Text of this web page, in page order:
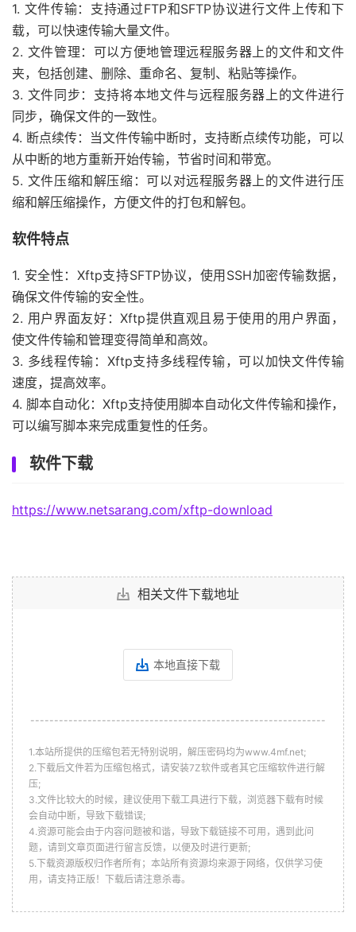
1. 文件传输：支持通过FTP和SFTP协议进行文件上传和下
载，可以快速传输大量文件。
2. 文件管理：可以方便地管理远程服务器上的文件和文件
夹，包括创建、删除、重命名、复制、粘贴等操作。
3. 文件同步：支持将本地文件与远程服务器上的文件进行
同步，确保文件的一致性。
4. 断点续传：当文件传输中断时，支持断点续传功能，可以
从中断的地方重新开始传输，节省时间和带宽。
5. 文件压缩和解压缩：可以对远程服务器上的文件进行压
缩和解压缩操作，方便文件的打包和解包。
软件特点
1. 安全性：Xftp支持SFTP协议，使用SSH加密传输数据，
确保文件传输的安全性。
2. 用户界面友好：Xftp提供直观且易于使用的用户界面，
使文件传输和管理变得简单和高效。
3. 多线程传输：Xftp支持多线程传输，可以加快文件传输
速度，提高效率。
4. 脚本自动化：Xftp支持使用脚本自动化文件传输和操作，
可以编写脚本来完成重复性的任务。
软件下载
https://www.netsarang.com/xftp-download
相关文件下载地址
本地直接下载
--------------------------------------------------------------
1.本站所提供的压缩包若无特别说明，解压密码均为www.4mf.net;
2.下载后文件若为压缩包格式，请安装7Z软件或者其它压缩软件进行解
压;
3.文件比较大的时候，建议使用下载工具进行下载，浏览器下载有时候
会自动中断，导致下载错误;
4.资源可能会由于内容问题被和谐，导致下载链接不可用，遇到此问
题，请到文章页面进行留言反馈，以便及时进行更新;
5.下载资源版权归作者所有；本站所有资源均来源于网络，仅供学习使
用，请支持正版！下载后请注意杀毒。